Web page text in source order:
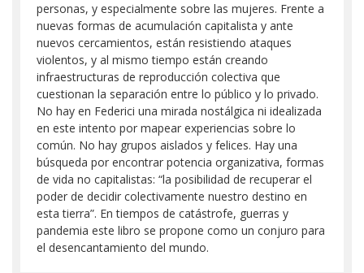
personas, y especialmente sobre las mujeres. Frente a
nuevas formas de acumulación capitalista y ante
nuevos cercamientos, están resistiendo ataques
violentos, y al mismo tiempo están creando
infraestructuras de reproducción colectiva que
cuestionan la separación entre lo público y lo privado.
No hay en Federici una mirada nostálgica ni idealizada
en este intento por mapear experiencias sobre lo
común. No hay grupos aislados y felices. Hay una
búsqueda por encontrar potencia organizativa, formas
de vida no capitalistas: “la posibilidad de recuperar el
poder de decidir colectivamente nuestro destino en
esta tierra”. En tiempos de catástrofe, guerras y
pandemia este libro se propone como un conjuro para
el desencantamiento del mundo.